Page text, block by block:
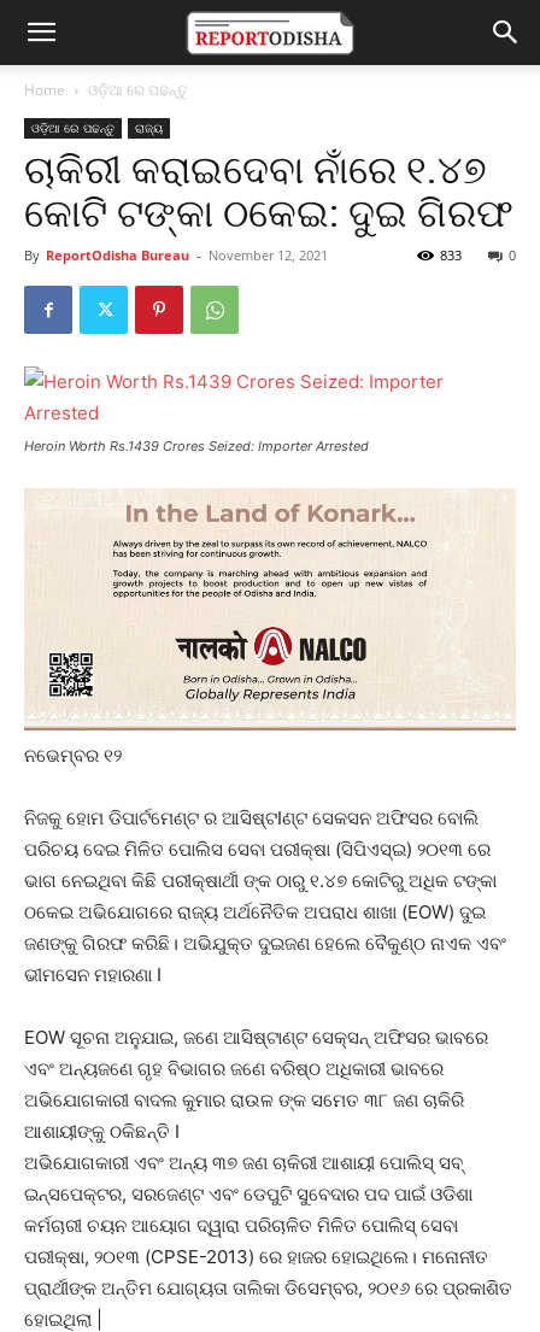
Home ଓଡ଼ିଆ ରେ ପଢନ୍ତୁ
ଓଡ଼ିଆ ରେ ପଢନ୍ତୁ ରାଜ୍ୟ
ଚାକିରୀ କରାଇଦେବା ନାଁରେ ୧.୪୭
କୋଟି ଟଙ୍କା ଠକେଇ: ଦୁଇ ଗିରଫ
By ReportOdisha Bureau - November 12, 2021 0
833
Heroin Worth Rs.1439 Crores Seized: Importer Arrested
ନଭେମ୍ବର ୧୨
ନିଜକୁ ହୋମ ଡିପାର୍ଟମେଣ୍ଟ ର ଆସିଷ୍ଟIଣ୍ଟ ସେକସନ ଅଫିସର ବୋଲି
ପରିଚୟ ଦେଇ ମିଳିତ ପୋଲିସ ସେବା ପରୀକ୍ଷା (ସିପିଏସ୍ଇ) ୨୦୧୩ ରେ
ଭାଗ ନେଇଥିବା କିଛି ପରୀକ୍ଷାର୍ଥୀ ଙ୍କ ଠାରୁ ୧.୪୭ କୋଟିରୁ ଅଧିକ ଟଙ୍କା
ଠକେଇ ଅଭିଯୋଗରେ ରାଜ୍ୟ ଅର୍ଥନୈତିକ ଅପରାଧ ଶାଖା (EOW) ଦୁଇ
ଜଣଙ୍କୁ ଗିରଫ କରିଛି। ଅଭିଯୁକ୍ତ ଦୁଇଜଣ ହେଲେ ବୈକୁଣ୍ଠ ନାଏକ ଏବଂ
ଭୀମସେନ ମହାରଣା I
EOW ସୂଚନା ଅନୁଯାଇ, ଜଣେ ଆସିଷ୍ଟାଣ୍ଟ ସେକ୍ସନ୍ ଅଫିସର ଭାବରେ
ଏବଂ ଅନ୍ୟଜଣେ ଗୃହ ବିଭାଗର ଜଣେ ବରିଷ୍ଠ ଅଧିକାରୀ ଭାବରେ
ଅଭିଯୋଗକାରୀ ବାଦଲ କୁମାର ରାଉଳ ଙ୍କ ସମେତ ୩୮ ଜଣ ଚାକିରି
ଆଶାୟୀଙ୍କୁ ଠକିଛନ୍ତି I
ଅଭିଯୋଗକାରୀ ଏବଂ ଅନ୍ୟ ୩୭ ଜଣ ଚାକିରୀ ଆଶାୟୀ ପୋଲିସ୍ ସବ୍
ଇନ୍ସପେକ୍ଟର, ସରଜେଣ୍ଟ ଏବଂ ଡେପୁଟି ସୁବେଦାର ପଦ ପାଇଁ ଓଡିଶା
କର୍ମଚାରୀ ଚୟନ ଆୟୋଗ ଦ୍ୱାରା ପରିଚାଳିତ ମିଳିତ ପୋଲିସ୍ ସେବା
ପରୀକ୍ଷା, ୨୦୧୩ (CPSE-2013) ରେ ହାଜର ହୋଇଥିଲେ। ମନୋନୀତ
ପ୍ରାର୍ଥୀଙ୍କ ଅନ୍ତିମ ଯୋଗ୍ୟତା ତାଲିକା ଡିସେମ୍ବର, ୨୦୧୬ ରେ ପ୍ରକାଶିତ
ହୋଇଥିଲା |